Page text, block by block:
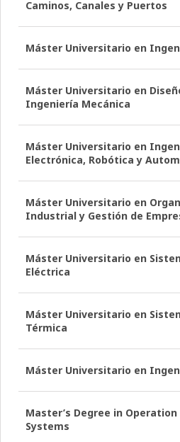
Caminos, Canales y Puertos
Máster Universitario en
Máster Universitario en
Ingeniería Mecánica
Máster Universitario en
Electrónica, Robótica y
Máster Universitario en
Industrial y Gestión de
Máster Universitario en
Eléctrica
Máster Universitario en
Térmica
Máster Universitario en
Master’s Degree in Operation
Systems